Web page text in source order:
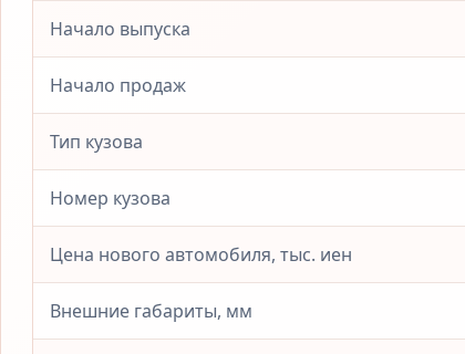
Начало выпуска
Начало продаж
Тип кузова
Номер кузова
Цена нового автомобиля, тыс. иен
Внешние габариты, мм